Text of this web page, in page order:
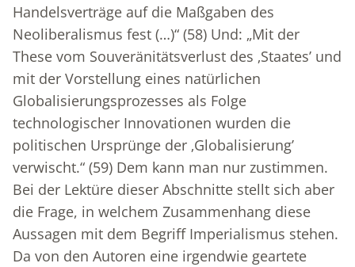
Handelsverträge auf die Maßgaben des
Neoliberalismus fest (…)“ (58) Und: „Mit der
These vom Souveränitätsverlust des ‚Staates’ und
mit der Vorstellung eines natürlichen
Globalisierungsprozesses als Folge
technologischer Innovationen wurden die
politischen Ursprünge der ‚Globalisierung’
verwischt.“ (59) Dem kann man nur zustimmen.
Bei der Lektüre dieser Abschnitte stellt sich aber
die Frage, in welchem Zusammenhang diese
Aussagen mit dem Begriff Imperialismus stehen.
Da von den Autoren eine irgendwie geartete